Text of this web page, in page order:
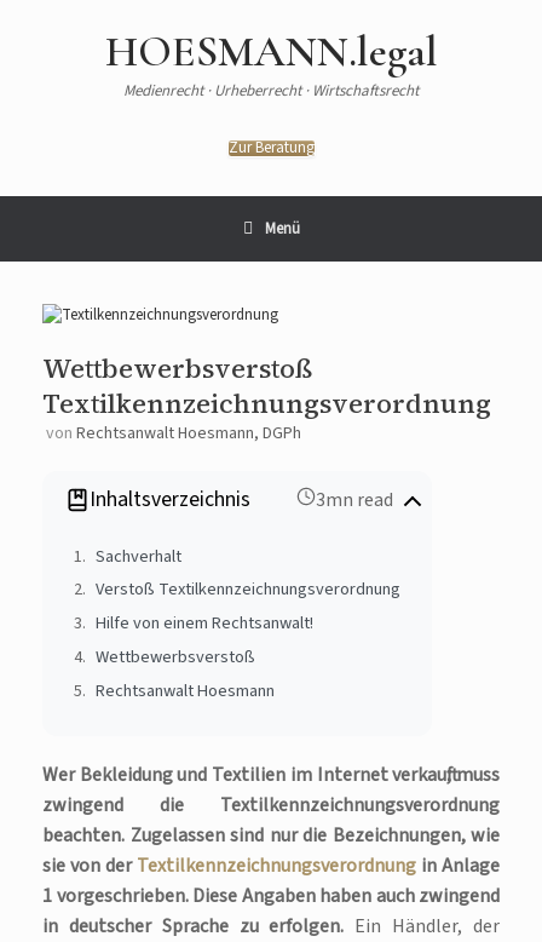
HOESMANN.legal
Medienrecht · Urheberrecht · Wirtschaftsrecht
Zur Beratung
Menü
Wettbewerbsverstoß
Textilkennzeichnungsverordnung
von Rechtsanwalt Hoesmann, DGPh
Inhaltsverzeichnis 3mn read
Sachverhalt
Verstoß Textilkennzeichnungsverordnung
Hilfe von einem Rechtsanwalt!
Wettbewerbsverstoß
Rechtsanwalt Hoesmann
Wer Bekleidung und Textilien im Internet verkauft, muss
zwingend die Textilkennzeichnungsverordnung
beachten. Zugelassen sind nur die Bezeichnungen, wie
sie von derTextilkennzeichnungsverordnung in Anlage
1 vorgeschrieben. Diese Angaben haben auch zwingend
in deutscher Sprache zu erfolgen. Ein Händler, der